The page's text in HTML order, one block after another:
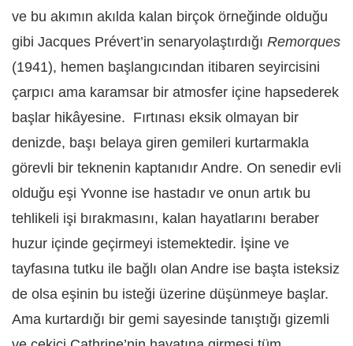
ve bu akımın akılda kalan birçok örneğinde olduğu
gibi Jacques Prévert’in senaryolaştırdığı Remorques
(1941), hemen başlangıcından itibaren seyircisini
çarpıcı ama karamsar bir atmosfer içine hapsederek
başlar hikâyesine. Fırtınası eksik olmayan bir
denizde, başı belaya giren gemileri kurtarmakla
görevli bir teknenin kaptanıdır Andre. On senedir evli
olduğu eşi Yvonne ise hastadır ve onun artık bu
tehlikeli işi bırakmasını, kalan hayatlarını beraber
huzur içinde geçirmeyi istemektedir. İşine ve
tayfasına tutku ile bağlı olan Andre ise başta isteksiz
de olsa eşinin bu isteği üzerine düşünmeye başlar.
Ama kurtardığı bir gemi sayesinde tanıştığı gizemli